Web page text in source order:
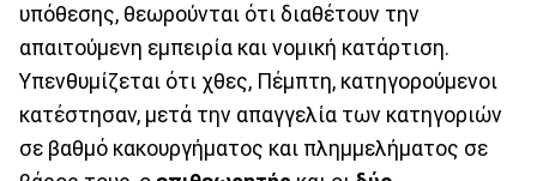
υπόθεσης, θεωρούνται ότι διαθέτουν την
απαιτούμενη εμπειρία και νομική κατάρτιση.
Υπενθυμίζεται ότι χθες, Πέμπτη, κατηγορούμενοι
κατέστησαν, μετά την απαγγελία των κατηγοριών
σε βαθμό κακουργήματος και πλημμελήματος σε